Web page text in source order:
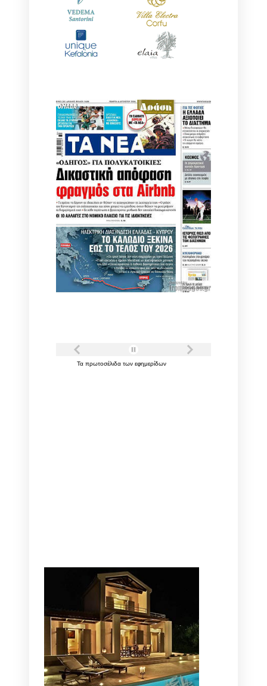
Τα πρωτοσέλιδα των εφημερίδων